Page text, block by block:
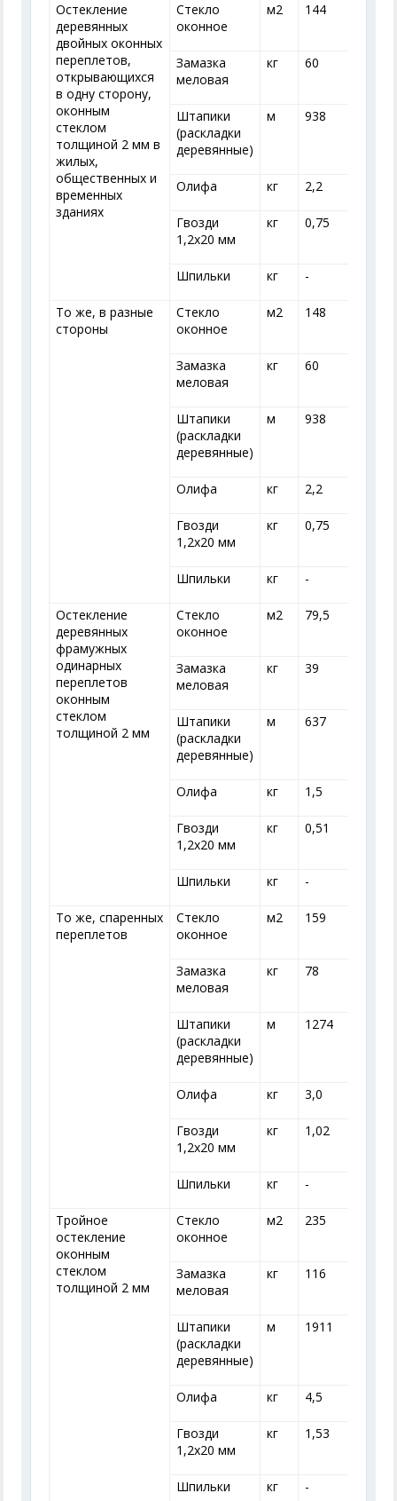
Остекление
деревянных
двойных оконных
переплетов,
открывающихся
в одну сторону,
оконным
стеклом
толщиной 2 мм в
жилых,
общественных и
временных
зданиях
Стекло
оконное
м2 144
Замазка
меловая
кг 60
Штапики
(раскладки
деревянные)
м 938
Олифа кг 2,2
Гвозди
1,2x20 мм
кг 0,75
Шпильки кг -
То же, в разные
стороны
Стекло
оконное
м2 148
Замазка
меловая
кг 60
Штапики
(раскладки
деревянные)
м 938
Олифа кг 2,2
Гвозди
1,2x20 мм
кг 0,75
Шпильки кг -
Остекление
деревянных
фрамужных
одинарных
переплетов
оконным
стеклом
толщиной 2 мм
Стекло
оконное
м2 79,5
Замазка
меловая
кг 39
Штапики
(раскладки
деревянные)
м 637
Олифа кг 1,5
Гвозди
1,2x20 мм
кг 0,51
Шпильки кг -
То же, спаренных
переплетов
Стекло
оконное
м2 159
Замазка
меловая
кг 78
Штапики
(раскладки
деревянные)
м 1274
Олифа кг 3,0
Гвозди
1,2x20 мм
кг 1,02
Шпильки кг -
Тройное
остекление
оконным
стеклом
толщиной 2 мм
Стекло
оконное
м2 235
Замазка
меловая
кг 116
Штапики
(раскладки
деревянные)
м 1911
Олифа кг 4,5
Гвозди
1,2x20 мм
кг 1,53
Шпильки кг -